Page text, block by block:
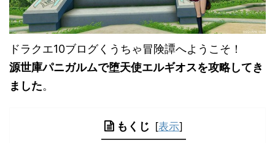
ドラクエ10ブログくうちゃ冒険譚へようこそ！
源世庫パニガルムで堕天使エルギオスを攻略してき
ました。
もくじ [表示]